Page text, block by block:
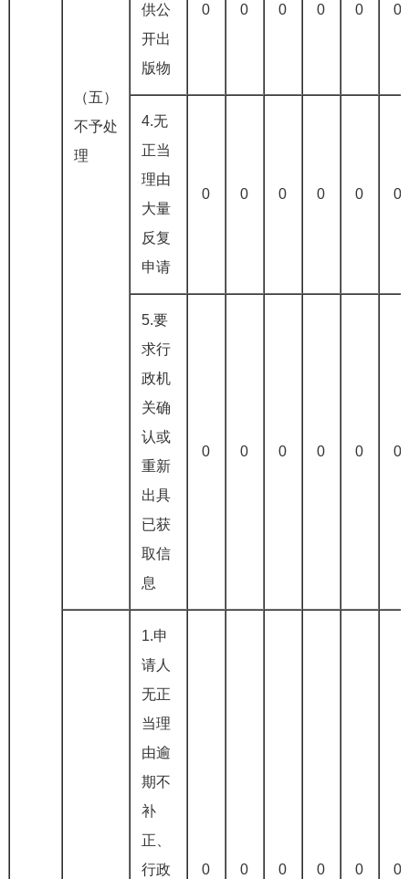
（五）
不予处
理
供公
开出
版物
0 0 0 0 0 0
4.无
正当
理由
大量
反复
申请
0 0 0 0 0 0
5.要
求行
政机
关确
认或
重新
出具
已获
取信
息
0 0 0 0 0 0
1.申
请人
无正
当理
由逾
期不
补
正、
行政
0 0 0 0 0 0